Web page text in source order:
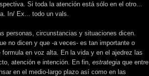
Si toda la atención está sólo en el otro...
In/ Ex... todo un vals.
personas, circunstancias y situaciones dicen.
no dicen y que -a veces- es tan importante o
formula en voz alta. En la vida y en el ajedrez las
atención e intención. En fin, estrategia que entre
en el medio-largo plazo así como en las